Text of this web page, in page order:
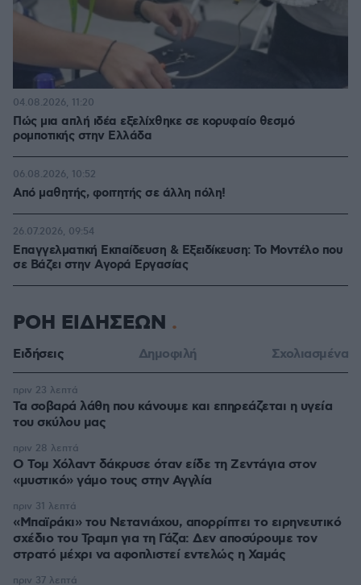
Πώς μια απλή ιδέα εξελίχθηκε σε κορυφαίο θεσμό
ρομποτικής στην Ελλάδα
04.08.2026, 11:20
Από μαθητής, φοιτητής σε άλλη πόλη!
06.08.2026, 10:52
Επαγγελματική Εκπαίδευση & Εξειδίκευση: Το Mοντέλο που
σε Bάζει στην Aγορά Eργασίας
26.07.2026, 09:54
ΡΟΗ ΕΙΔΗΣΕΩΝ
Ειδήσεις Δημοφιλή Σχολιασμένα
Τα σοβαρά λάθη που κάνουμε και επηρεάζεται η υγεία
του σκύλου μας
πριν 23 λεπτά
Ο Τομ Χόλαντ δάκρυσε όταν είδε τη Ζεντάγια στον
«μυστικό» γάμο τους στην Αγγλία
πριν 28 λεπτά
«Μπαϊράκι» του Νετανιάχου, απορρίπτει το ειρηνευτικό
σχέδιο του Τραμπ για τη Γάζα: Δεν αποσύρουμε τον
στρατό μέχρι να αφοπλιστεί εντελώς η Χαμάς
πριν 31 λεπτά
πριν 37 λεπτά